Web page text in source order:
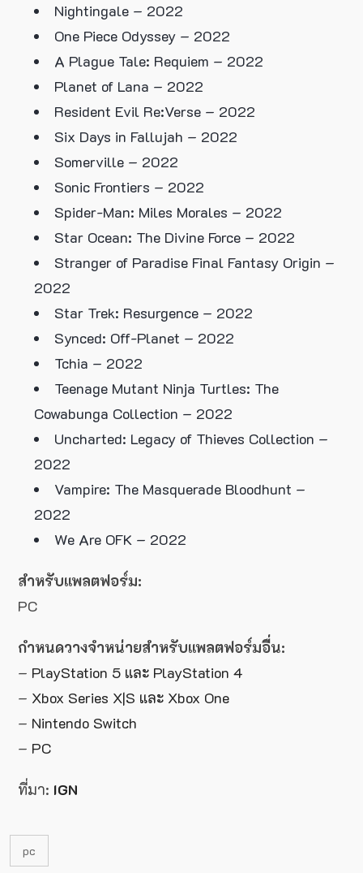
Nightingale – 2022
One Piece Odyssey – 2022
A Plague Tale: Requiem – 2022
Planet of Lana – 2022
Resident Evil Re:Verse – 2022
Six Days in Fallujah – 2022
Somerville – 2022
Sonic Frontiers – 2022
Spider-Man: Miles Morales – 2022
Star Ocean: The Divine Force – 2022
Stranger of Paradise Final Fantasy Origin –
2022
Star Trek: Resurgence – 2022
Synced: Off-Planet – 2022
Tchia – 2022
Teenage Mutant Ninja Turtles: The
Cowabunga Collection – 2022
Uncharted: Legacy of Thieves Collection –
2022
Vampire: The Masquerade Bloodhunt –
2022
We Are OFK – 2022
สำหรับแพลตฟอร์ม:
PC
กำหนดวางจำหน่ายสำหรับแพลตฟอร์มอื่น:
– PlayStation 5 และ PlayStation 4
– Xbox Series X|S และ Xbox One
– Nintendo Switch
– PC
ที่มา: IGN
pc